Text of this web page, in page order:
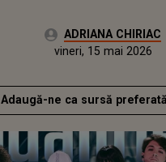
Autor:ADRIANA CHIRIAC
Actualizat:
vineri, 15 mai 2026
Adaugă-ne ca sursă